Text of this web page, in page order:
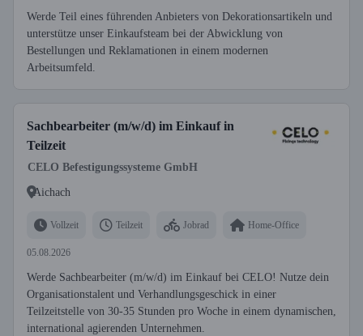
Werde Teil eines führenden Anbieters von Dekorationsartikeln und
unterstütze unser Einkaufsteam bei der Abwicklung von
Bestellungen und Reklamationen in einem modernen
Arbeitsumfeld.
Sachbearbeiter (m/w/d) im Einkauf in
Teilzeit
CELO Befestigungssysteme GmbH
Aichach
Vollzeit Teilzeit Jobrad Home-Office
05.08.2026
Werde Sachbearbeiter (m/w/d) im Einkauf bei CELO! Nutze dein
Organisationstalent und Verhandlungsgeschick in einer
Teilzeitstelle von 30-35 Stunden pro Woche in einem dynamischen,
international agierenden Unternehmen.